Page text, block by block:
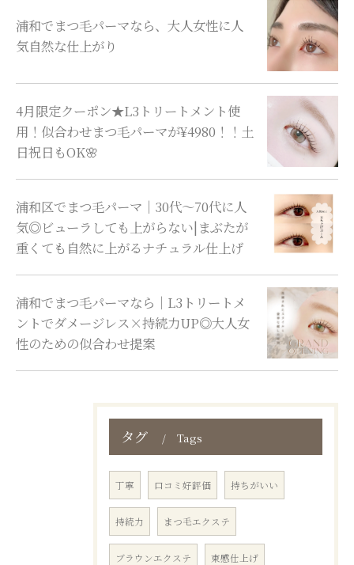
浦和でまつ毛パーマなら、大人女性に人
気自然な仕上がり
4月限定クーポン★L3トリートメント使
用！似合わせまつ毛パーマが¥4980！！土
日祝日もOK🌸
浦和区でまつ毛パーマ｜30代〜70代に人
気◎ビューラしても上がらない|まぶたが
重くても自然に上がるナチュラル仕上げ
浦和でまつ毛パーマなら｜L3トリートメ
ントでダメージレス×持続力UP◎大人女
性のための似合わせ提案
タグ Tags
丁寧 口コミ好評価 持ちがいい
持続力 まつ毛エクステ
ブラウンエクステ 束感仕上げ
お問い合わせはこちら